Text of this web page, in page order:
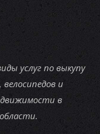
услуг по выкупу
и
в